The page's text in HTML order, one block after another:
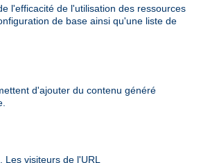
l'efficacité de l'utilisation des ressources
de base ainsi qu'une liste de
d'ajouter du contenu généré
. Les visiteurs de l'URL